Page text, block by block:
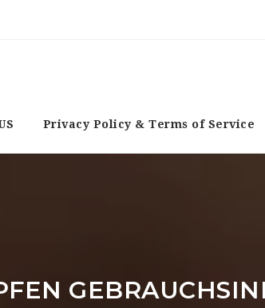
Privacy Policy & Terms of Service